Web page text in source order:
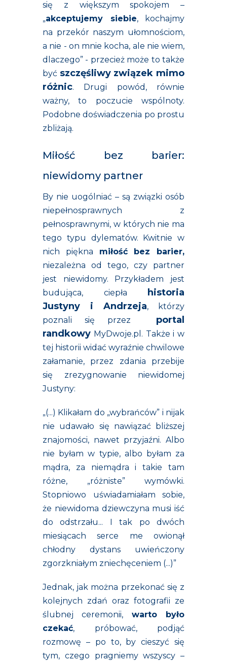
się z większym spokojem –
„akceptujemy siebie, kochajmy
na przekór naszym ułomnościom,
a nie - on mnie kocha, ale nie wiem,
dlaczego” - przecież może to także
być szczęśliwy związek mimo
różnic. Drugi powód, równie
ważny, to poczucie wspólnoty.
Podobne doświadczenia po prostu
zbliżają.
Miłość bez barier:
niewidomy partner
By nie uogólniać – są związki osób
niepełnosprawnych z
pełnosprawnymi, w których nie ma
tego typu dylematów. Kwitnie w
nich piękna miłość bez barier,
niezależna od tego, czy partner
jest niewidomy. Przykładem jest
budująca, ciepła
historia
Justyny i Andrzeja, którzy
poznali się przez portal
randkowy MyDwoje.pl. Także i w
tej historii widać wyraźnie chwilowe
załamanie, przez zdania przebije
się zrezygnowanie niewidomej
Justyny:
„(...) Klikałam do „wybrańców” i nijak
nie udawało się nawiązać bliższej
znajomości, nawet przyjaźni. Albo
nie byłam w typie, albo byłam za
mądra, za niemądra i takie tam
różne, „różniste” wymówki.
Stopniowo uświadamiałam sobie,
że niewidoma dziewczyna musi iść
do odstrzału... I tak po dwóch
miesiącach serce me owionął
chłodny dystans uwieńczony
zgorzkniałym zniechęceniem (...)”
Jednak, jak można przekonać się z
kolejnych zdań oraz fotografii ze
ślubnej ceremonii, warto było
czekać, próbować, podjąć
rozmowę – po to, by cieszyć się
tym, czego pragniemy wszyscy –